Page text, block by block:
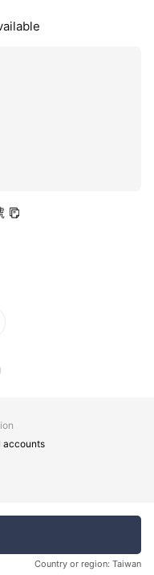
accounts
Country or region: Taiwan